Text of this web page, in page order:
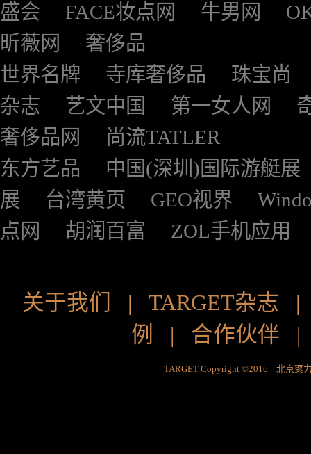
盛会
FACE妆点网 牛男网
昕薇网
奢侈品
世界名牌
寺库奢侈品
珠宝尚
杂志
艺文中国 第一女人网
奢侈品网
尚流TATLER
东方艺品
中国(深圳)国际游艇展
展
台湾黄页 GEO视界
点网
胡润百富 ZOL手机应用
关于我们 | TARGET杂志
例
| 合作伙伴
TARGET Copyright ©2016 北京聚